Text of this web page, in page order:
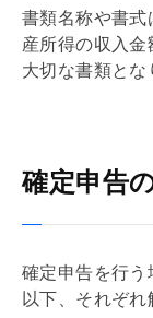
書類名称や書式
産所得の収入
大切な書類とな
確定申告
確定申告を行う
以下、それぞれ